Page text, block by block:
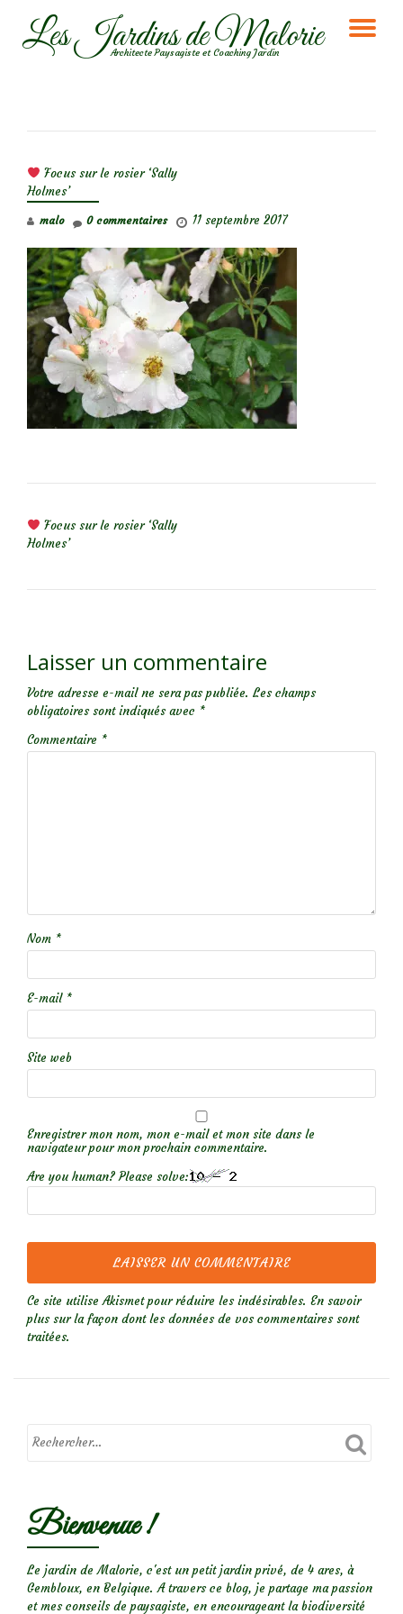
AllerLes Jardins de Malorie
Architecte Paysagiste et Coaching Jardin
Focus sur le rosier ‘Sally
Holmes’
malo 11 septembre 2017
0 commentaires
Focus sur le rosier ‘Sally
Holmes’
Laisser un commentaire
Votre adresse e-mail ne sera pas publiée. Les champs
obligatoires sont indiqués avec *
Commentaire *
Nom *
E-mail *
Site web
Enregistrer mon nom, mon e-mail et mon site dans le
navigateur pour mon prochain commentaire.
Are you human? Please solve:
Ce site utilise Akismet pour réduire les indésirables. En savoir
plus sur la façon dont les données de vos commentaires sont
traitées.
Bienvenue !
Le jardin de Malorie, c'est un petit jardin privé, de 4 ares, à
Gembloux, en Belgique. A travers ce blog, je partage ma passion
et mes conseils de paysagiste, en encourageant la biodiversité